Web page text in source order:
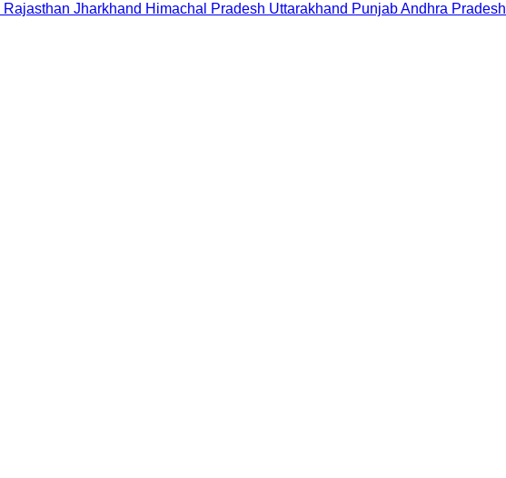
Rajasthan Jharkhand Himachal Pradesh Uttarakhand PunjabAndhra Pradesh